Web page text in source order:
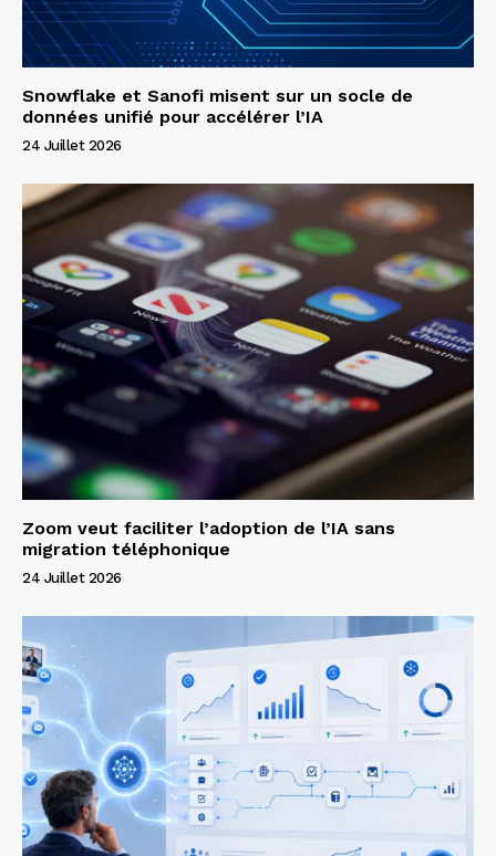
Snowflake et Sanofi misent sur un socle de
données unifié pour accélérer l’IA
24 Juillet 2026
Zoom veut faciliter l’adoption de l’IA sans
migration téléphonique
24 Juillet 2026